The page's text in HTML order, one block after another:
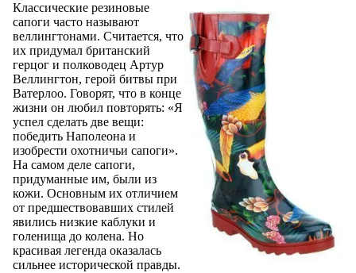
Классические резиновые
сапоги часто называют
веллингтонами. Считается, что
их придумал британский
герцог и полководец Артур
Веллингтон, герой битвы при
Ватерлоо. Говорят, что в конце
жизни он любил повторять: «Я
успел сделать две вещи:
победить Наполеона и
изобрести охотничьи сапоги».
На самом деле сапоги,
придуманные им, были из
кожи. Основным их отличием
от предшествовавших стилей
явились низкие каблуки и
голенища до колена. Но
красивая легенда оказалась
сильнее исторической правды.